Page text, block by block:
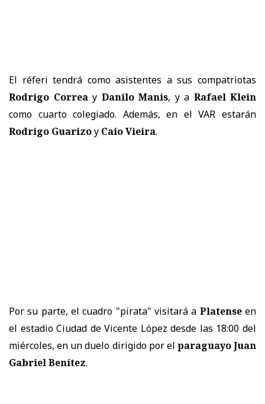
El réferi tendrá como asistentes a sus compatriotas
Rodrigo Correay Danilo Manis, y a Rafael Klein
como cuarto colegiado. Además, en el VAR estarán
Rodrigo Guarizoy Caio Vieira.
Por su parte, el cuadro "pirata" visitará a Platenseen
el estadio Ciudad de Vicente López desde las 18:00 del
miércoles, en un duelo dirigido por el paraguayo Juan
Gabriel Benítez.